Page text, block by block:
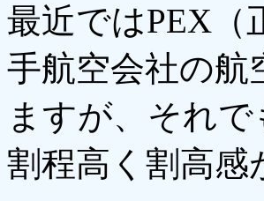
最近ではPEX（
手航空会社の
ますが、それ
割程高く割高感